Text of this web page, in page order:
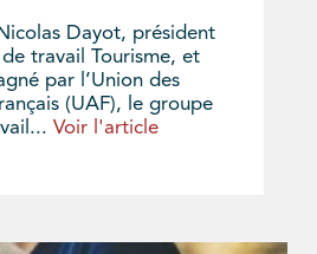
Dayot, président
travail Tourisme, et
par l’Union des
(UAF), le groupe
Voir l'article